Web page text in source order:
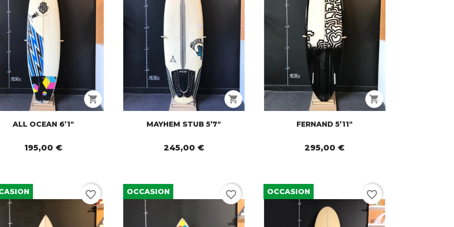
shopping_cart
ALL OCEAN 6’1"
195,00 €
shopping_cart
MAYHEM STUB 5’7"
245,00 €
shopping_cart
FERNAND 5’11"
295,00 €
favorite_border OCCASION favorite_border OCCASION favorite_border